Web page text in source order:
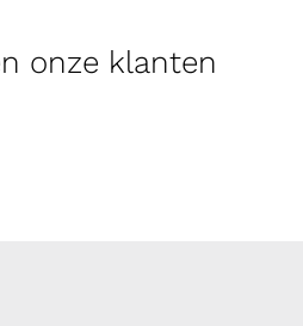
onze klanten